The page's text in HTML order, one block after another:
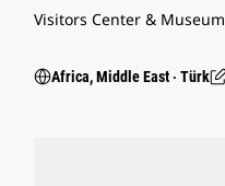
Visitors Center & Museum
Africa, Middle East ‧ Türk